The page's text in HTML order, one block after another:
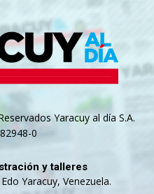
Yaracuy al día S.A.
0
y talleres
Yaracuy, Venezuela.